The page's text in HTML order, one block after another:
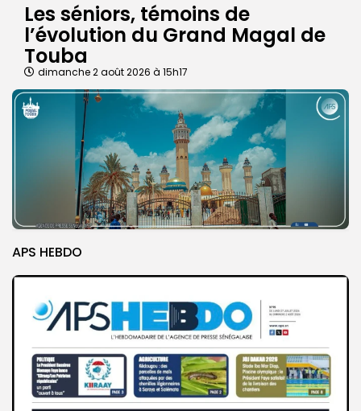
Les séniors, témoins de
l’évolution du Grand Magal de
Touba
dimanche 2 août 2026 à 15h17
APS HEBDO